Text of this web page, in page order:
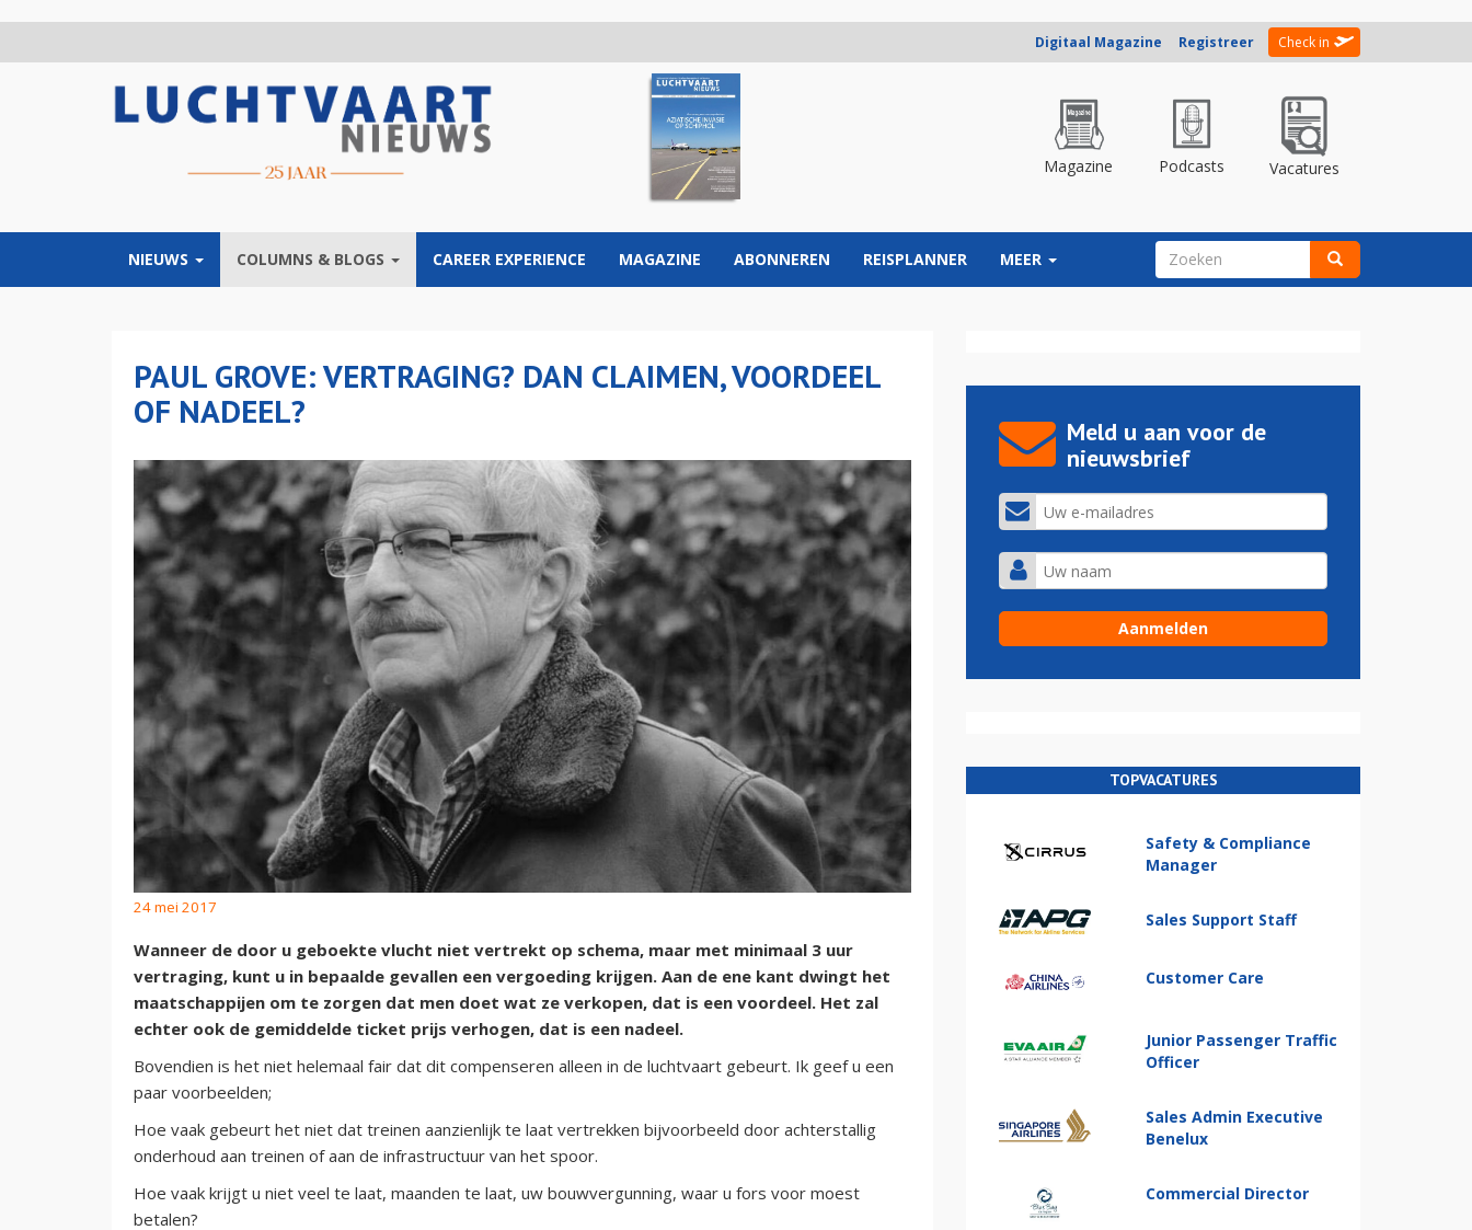
Digitaal Magazine Registreer Check in
Magazine Podcasts Vacatures
NIEUWS COLUMNS & BLOGS CAREER EXPERIENCE MAGAZINE ABONNEREN REISPLANNER MEER ZOEKVELD
PAUL GROVE: VERTRAGING? DAN CLAIMEN, VOORDEEL
OF NADEEL?
24 mei 2017
Wanneer de door u geboekte vlucht niet vertrekt op schema, maar met minimaal 3 uur
vertraging, kunt u in bepaalde gevallen een vergoeding krijgen. Aan de ene kant dwingt het
maatschappijen om te zorgen dat men doet wat ze verkopen, dat is een voordeel. Het zal
echter ook de gemiddelde ticket prijs verhogen, dat is een nadeel.
Bovendien is het niet helemaal fair dat dit compenseren alleen in de luchtvaart gebeurt. Ik geef u een
paar voorbeelden;
Hoe vaak gebeurt het niet dat treinen aanzienlijk te laat vertrekken bijvoorbeeld door achterstallig
onderhoud aan treinen of aan de infrastructuur van het spoor.
Hoe vaak krijgt u niet veel te laat, maanden te laat, uw bouwvergunning, waar u fors voor moest
betalen?
Meld u aan voor de
nieuwsbrief
TOPVACATURES
Safety & Compliance
Manager
Sales Support Staff
Customer Care
Junior Passenger Traffic
Officer
Sales Admin Executive
Benelux
Commercial Director